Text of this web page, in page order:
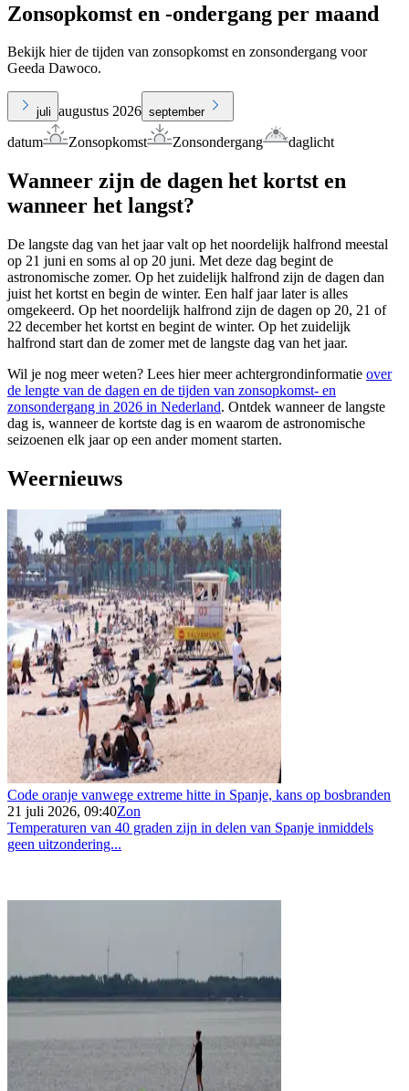
Zonsopkomst en -ondergang per maand
Bekijk hier de tijden van zonsopkomst en zonsondergang voor
Geeda Dawoco.
juli augustus 2026 september
datum Zonsopkomst Zonsondergang daglicht
Wanneer zijn de dagen het kortst en
wanneer het langst?
De langste dag van het jaar valt op het noordelijk halfrond meestal
op 21 juni en soms al op 20 juni. Met deze dag begint de
astronomische zomer. Op het zuidelijk halfrond zijn de dagen dan
juist het kortst en begin de winter. Een half jaar later is alles
omgekeerd. Op het noordelijk halfrond zijn de dagen op 20, 21 of
22 december het kortst en begint de winter. Op het zuidelijk
halfrond start dan de zomer met de langste dag van het jaar.
Wil je nog meer weten? Lees hier meer achtergrondinformatie over
de lengte van de dagen en de tijden van zonsopkomst- en
zonsondergang in 2026 in Nederland. Ontdek wanneer de langste
dag is, wanneer de kortste dag is en waarom de astronomische
seizoenen elk jaar op een ander moment starten.
Weernieuws
Code oranje vanwege extreme hitte in Spanje, kans op bosbranden
21 juli 2026, 09:40Zon
Temperaturen van 40 graden zijn in delen van Spanje inmiddels
geen uitzondering...